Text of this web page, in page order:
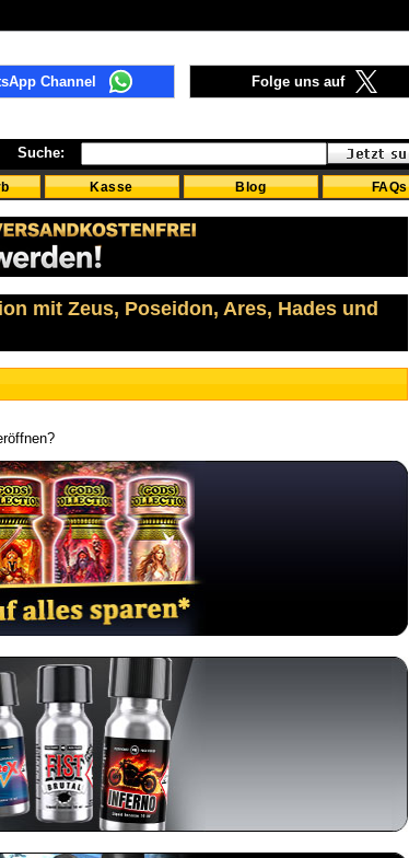
Folge uns auf
Channel
Suche:
Kasse Blog FAQs
mit Zeus, Poseidon, Ares, Hades und